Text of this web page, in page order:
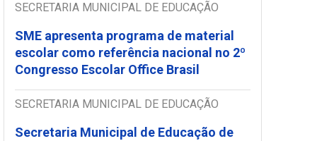
SECRETARIA MUNICIPAL DE EDUCAÇÃO
SME apresenta programa de material
escolar como referência nacional no 2º
Congresso Escolar Office Brasil
SECRETARIA MUNICIPAL DE EDUCAÇÃO
Secretaria Municipal de Educação de